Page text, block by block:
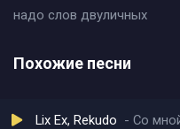
надо слов двуличных
Похожие песни
Lix Ex, Rekudo Со